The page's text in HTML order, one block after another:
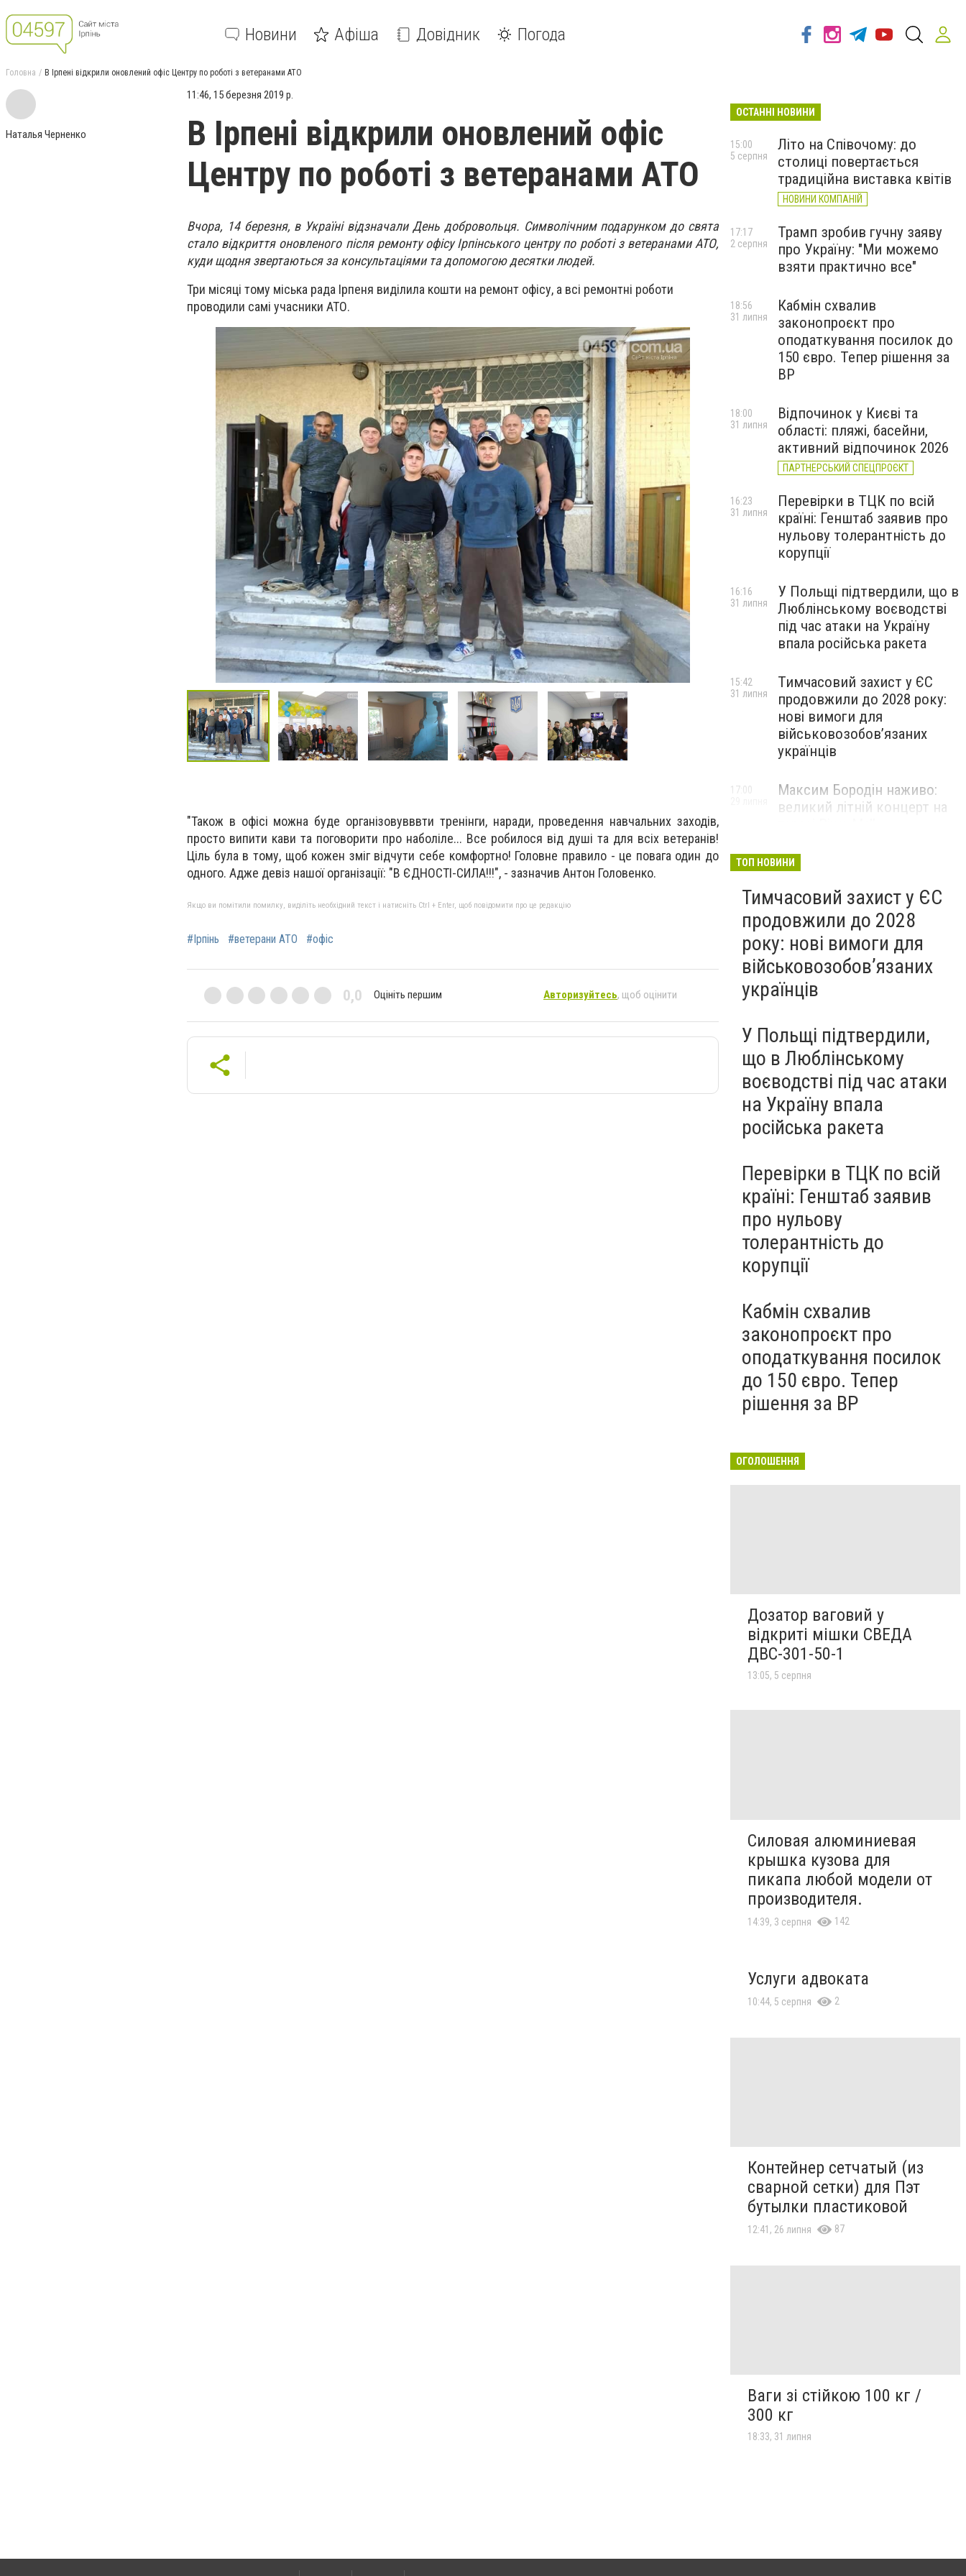
Новини Афіша Довідник Погода
Головна В Ірпені відкрили оновлений офіс Центру по роботі з ветеранами АТО
Наталья Черненко
11:46, 15 березня 2019 р.
В Ірпені відкрили оновлений офіс
Центру по роботі з ветеранами АТО
Вчора, 14 березня, в Україні відзначали День добровольця. Символічним подарунком до свята
стало відкриття оновленого після ремонту офісу Ірпінського центру по роботі з ветеранами АТО,
куди щодня звертаються за консультаціями та допомогою десятки людей.
Три місяці тому міська рада Ірпеня виділила кошти на ремонт офісу, а всі ремонтні роботи
проводили самі учасники АТО.
"Також в офісі можна буде організовувввти тренінги, наради, проведення навчальних заходів,
просто випити кави та поговорити про наболіле... Все робилося від душі та для всіх ветеранів!
Ціль була в тому, щоб кожен зміг відчути себе комфортно! Головне правило - це повага один до
одного. Адже девіз нашої організації: "В ЄДНОСТІ-СИЛА!!!", - зазначив Антон Головенко.
Якщо ви помітили помилку, виділіть необхідний текст і натисніть Ctrl + Enter, щоб повідомити про це редакцію
#Ірпінь #ветерани АТО #офіс
0,0 Оцініть першим Авторизуйтесь, щоб оцінити
ОСТАННІ НОВИНИ
Літо на Співочому: до
столиці повертається
традиційна виставка квітів
НОВИНИ КОМПАНІЙ
15:00
5 серпня
Трамп зробив гучну заяву
про Україну: "Ми можемо
взяти практично все"
17:17
2 серпня
Кабмін схвалив
законопроєкт про
оподаткування посилок до
150 євро. Тепер рішення за
ВР
18:56
31 липня
Відпочинок у Києві та
області: пляжі, басейни,
активний відпочинок 2026
ПАРТНЕРСЬКИЙ СПЕЦПРОЄКТ
18:00
31 липня
Перевірки в ТЦК по всій
країні: Генштаб заявив про
нульову толерантність до
корупції
16:23
31 липня
У Польщі підтвердили, що в
Люблінському воєводстві
під час атаки на Україну
впала російська ракета
16:16
31 липня
Тимчасовий захист у ЄС
продовжили до 2028 року:
нові вимоги для
військовозобов’язаних
українців
15:42
31 липня
Максим Бородін наживо:
великий літній концерт на
17:00
ТОП НОВИНИ
Тимчасовий захист у ЄС
продовжили до 2028
року: нові вимоги для
військовозобов’язаних
українців
У Польщі підтвердили,
що в Люблінському
воєводстві під час атаки
на Україну впала
російська ракета
Перевірки в ТЦК по всій
країні: Генштаб заявив
про нульову
толерантність до
корупції
Кабмін схвалив
законопроєкт про
оподаткування посилок
до 150 євро. Тепер
рішення за ВР
ОГОЛОШЕННЯ
Дозатор ваговий у
відкриті мішки СВЕДА
ДВС-301-50-1
13:05, 5 серпня
Силовая алюминиевая
крышка кузова для
пикапа любой модели от
производителя.
14:39, 3 серпня 142
Услуги адвоката
10:44, 5 серпня 2
Контейнер сетчатый (из
сварной сетки) для Пэт
бутылки пластиковой
12:41, 26 липня 87
Ваги зі стійкою 100 кг /
300 кг
18:33, 31 липня